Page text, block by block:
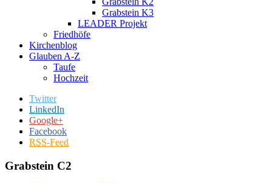
Grabstein K3
LEADER Projekt
Friedhöfe
Kirchenblog
Glauben A-Z
Taufe
Hochzeit
Twitter
LinkedIn
Google+
Facebook
RSS-Feed
Grabstein C2